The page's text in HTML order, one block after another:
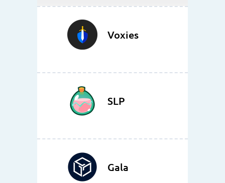
Voxies
SLP
Gala